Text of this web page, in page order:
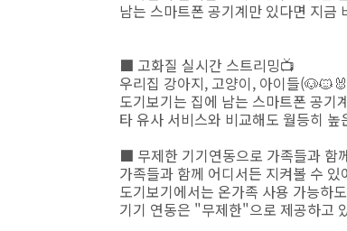
남는 스마트폰 공기계만 있다면 지금
■ 고화질 실시간 스트리밍📺
우리집 강아지, 고양이, 아이들
도기보기는 집에 남는 스마트폰 공기
타 유사 서비스와 비교해도 월등히
■ 무제한 기기연동으로 가족들과 함
가족들과 함께 어디서든 지켜볼 수 있
도기보기에서는 온가족 사용 가능하
기기 연동은 "무제한"으로 제공하고